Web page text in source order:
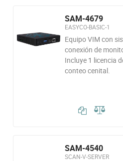
SAM-4679
EASYCO-BASIC-1
Equipo VIM con
conexión de
Incluye 1 licencia
conteo cenital.
SAM-4540
SCAN-V-SERVER